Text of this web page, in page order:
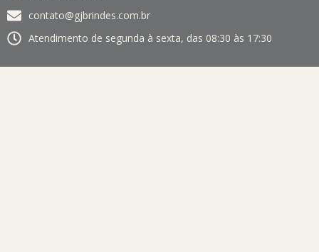
contato@gjbrindes.com.br
Atendimento de segunda à sexta, das 08:30 às 17:30